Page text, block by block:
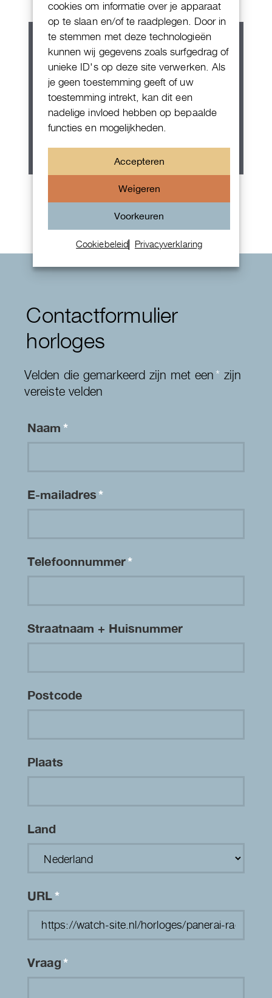
cookies om informatie over je apparaat
op te slaan en/of te raadplegen. Door in
te stemmen met deze technologieën
kunnen wij gegevens zoals surfgedrag of
unieke ID's op deze site verwerken. Als
je geen toestemming geeft of uw
toestemming intrekt, kan dit een
nadelige invloed hebben op bepaalde
functies en mogelijkheden.
Accepteren
Weigeren
Voorkeuren
Cookiebeleid Privacyverklaring
Rolex Oyster Perpetual 36
Contactformulier
horloges
Velden die gemarkeerd zijn met een* zijn
vereiste velden
Naam*
E-mailadres*
Telefoonnummer*
Straatnaam + Huisnummer
Postcode
Plaats
Land
URL*
Vraag*